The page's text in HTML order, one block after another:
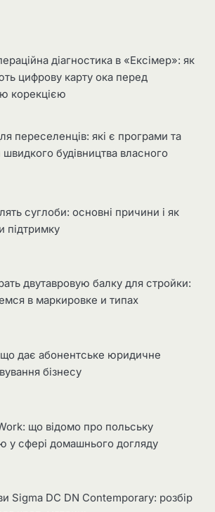
діагностика в «Ексімер»: як
цифрову карту ока перед
корекцією
переселенців: які є програми та
швидкого будівництва власного
суглоби: основні причини і як
підтримку
двутавровую балку для стройки:
в маркировке и типах
дає абонентське юридичне
бізнесу
що відомо про польську
у сфері домашнього догляду
Sigma DC DN Contemporary: розбір